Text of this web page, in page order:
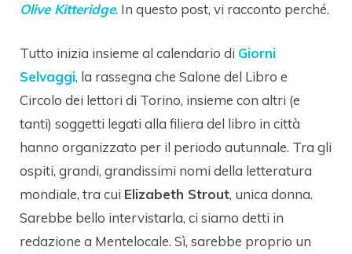
Olive Kitteridge. In questo post, vi racconto perché.
Tutto inizia insieme al calendario di Giorni
Selvaggi, la rassegna che Salone del Libro e
Circolo dei lettori di Torino, insieme con altri (e
tanti) soggetti legati alla filiera del libro in città
hanno organizzato per il periodo autunnale. Tra gli
ospiti, grandi, grandissimi nomi della letteratura
mondiale, tra cui Elizabeth Strout, unica donna.
Sarebbe bello intervistarla, ci siamo detti in
redazione a Mentelocale. Sì, sarebbe proprio un